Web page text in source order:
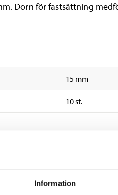
Information
Dorn för fastsättning
15 mm
10 st.